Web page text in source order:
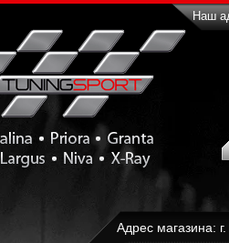
Наш
Адрес магазина: